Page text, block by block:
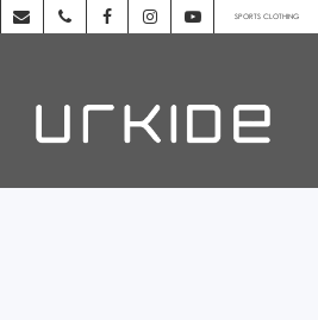
SPORTS CLOTHING